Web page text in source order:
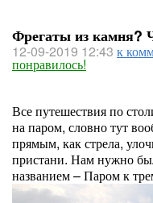
Фрегаты из камня?
12-09-2019 12:43 к
понравилось!
Все путешествия по
на паром, словно тут
прямым, как стрела,
пристани. Нам нужно
названием – Паром к